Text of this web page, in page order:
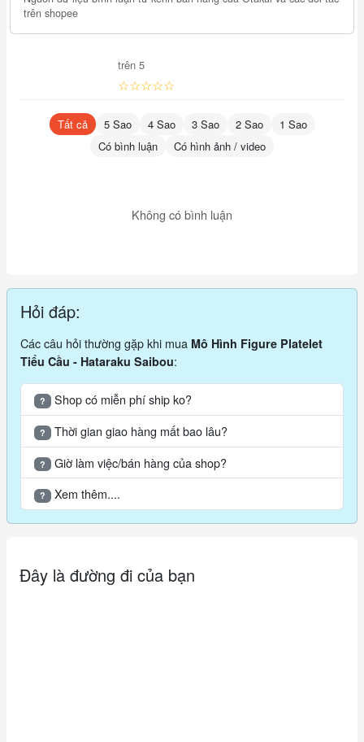
trên shopee
trên 5
☆☆☆☆☆
Tất cả 5 Sao 4 Sao 3 Sao 2 Sao
1 Sao
Có bình luận
Có hình ảnh / video
Không có bình luận
Hỏi đáp:
Các câu hỏi thường gặp khi mua Mô Hình Figure Platelet
Tiểu Cầu - Hataraku Saibou:
? Shop có miễn phí ship ko?
? Thời gian giao hàng mất bao lâu?
? Giờ làm việc/bán hàng của shop?
? Xem thêm....
Đây là đường đi của bạn